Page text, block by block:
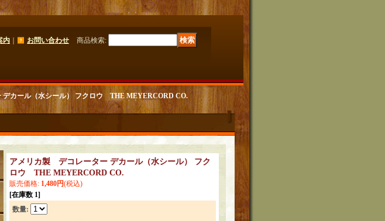
内 お問い合わせ 商品検索:
カール（水シール） フクロウ THE MEYERCORD CO.
アメリカ製 デコレーター デカール（水シール） フク
ロウ THE MEYERCORD CO.
販売価格: 1,480円(税込)
[在庫数 1]
数量: